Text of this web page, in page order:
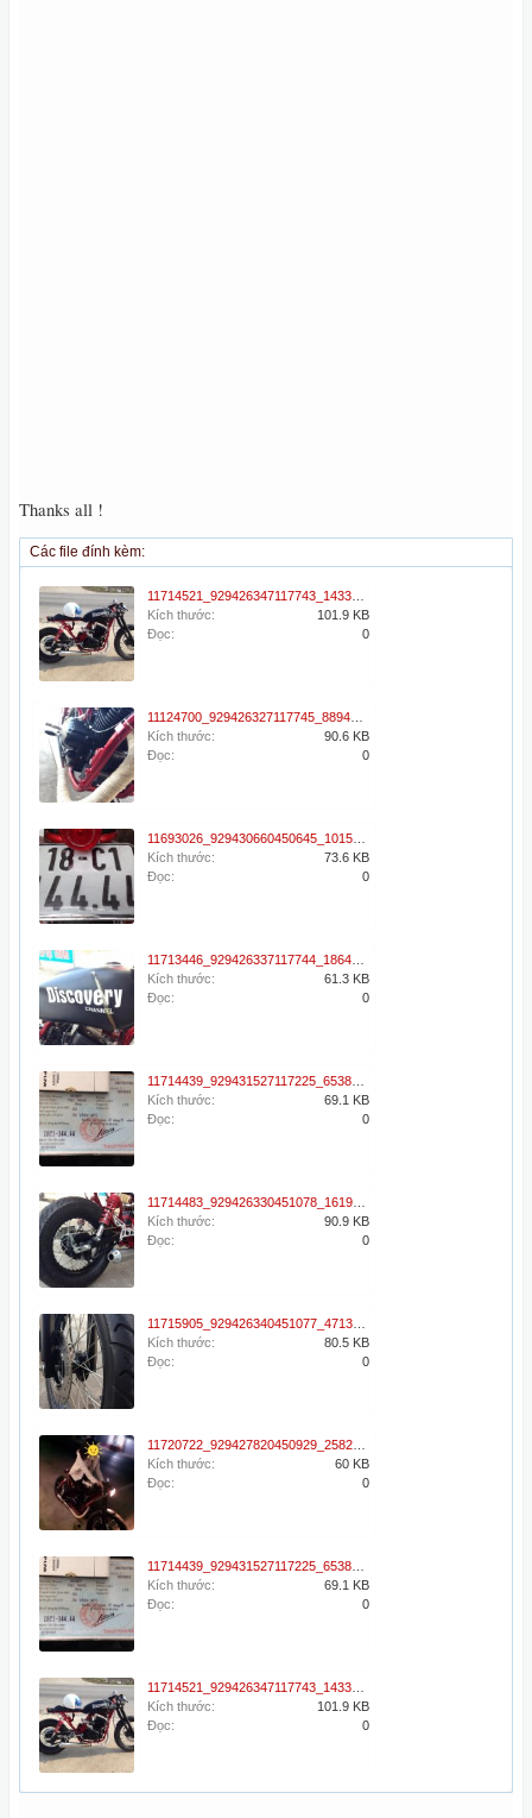
Thanks all !
Các file đính kèm:
Kích thước:
101.9 KB
Đọc:
0
Kích thước:
90.6 KB
Đọc:
0
Kích thước:
73.6 KB
Đọc:
0
Kích thước:
61.3 KB
Đọc:
0
Kích thước:
69.1 KB
Đọc:
0
Kích thước:
90.9 KB
Đọc:
0
Kích thước:
80.5 KB
Đọc:
0
Kích thước:
60 KB
Đọc:
0
Kích thước:
69.1 KB
Đọc:
0
Kích thước:
101.9 KB
Đọc:
0